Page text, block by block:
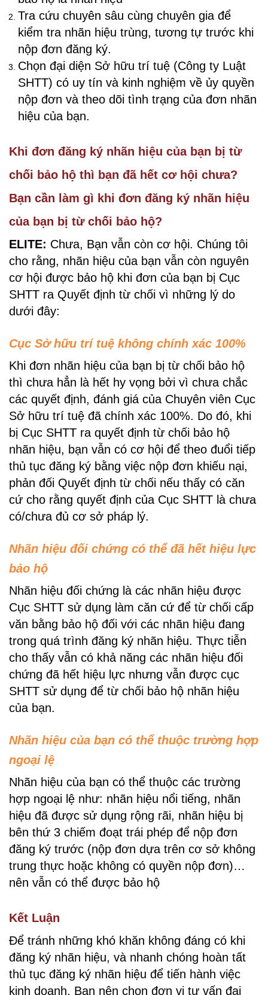
Tra cứu chuyên sâu cùng chuyên gia để
kiểm tra nhãn hiệu trùng, tương tự trước khi
nộp đơn đăng ký.
Chọn đại diện Sở hữu trí tuệ (Công ty Luật
SHTT) có uy tín và kinh nghiệm về ủy quyền
nộp đơn và theo dõi tình trạng của đơn nhãn
hiệu của bạn.
Khi đơn đăng ký nhãn hiệu của bạn bị từ
chối bảo hộ thì bạn đã hết cơ hội chưa?
Bạn cần làm gì khi đơn đăng ký nhãn hiệu
của bạn bị từ chối bảo hộ?
ELITE: Chưa, Bạn vẫn còn cơ hội. Chúng tôi
cho rằng, nhãn hiệu của bạn vẫn còn nguyên
cơ hội được bảo hộ khi đơn của bạn bị Cục
SHTT ra Quyết định từ chối vì những lý do
dưới đây:
Cục Sở hữu trí tuệ không chính xác 100%
Khi đơn nhãn hiệu của bạn bị từ chối bảo hộ
thì chưa hẳn là hết hy vọng bởi vì chưa chắc
các quyết định, đánh giá của Chuyên viên Cục
Sở hữu trí tuệ đã chính xác 100%. Do đó, khi
bị Cục SHTT ra quyết định từ chối bảo hộ
nhãn hiệu, bạn vẫn có cơ hội để theo đuổi tiếp
thủ tục đăng ký bằng việc nộp đơn khiếu nại,
phản đối Quyết định từ chối nếu thấy có căn
cứ cho rằng quyết định của Cục SHTT là chưa
có/chưa đủ cơ sở pháp lý.
Nhãn hiệu đối chứng có thể đã hết hiệu lực
bảo hộ
Nhãn hiệu đối chứng là các nhãn hiệu được
Cục SHTT sử dụng làm căn cứ để từ chối cấp
văn bằng bảo hộ đối với các nhãn hiệu đang
trong quá trình đăng ký nhãn hiệu. Thực tiễn
cho thấy vẫn có khả năng các nhãn hiệu đối
chứng đã hết hiệu lực nhưng vẫn được cục
SHTT sử dụng để từ chối bảo hộ nhãn hiệu
của bạn.
Nhãn hiệu của bạn có thể thuộc trường hợp
ngoại lệ
Nhãn hiệu của bạn có thể thuộc các trường
hợp ngoại lệ như: nhãn hiệu nổi tiếng, nhãn
hiệu đã được sử dụng rộng rãi, nhãn hiệu bị
bên thứ 3 chiếm đoạt trái phép để nộp đơn
đăng ký trước (nộp đơn dựa trên cơ sở không
trung thực hoặc không có quyền nộp đơn)…
nên vẫn có thể được bảo hộ
Kết Luận
Để tránh những khó khăn không đáng có khi
đăng ký nhãn hiệu, và nhanh chóng hoàn tất
thủ tục đăng ký nhãn hiệu để tiến hành việc
kinh doanh, Bạn nên chọn đơn vị tư vấn đại